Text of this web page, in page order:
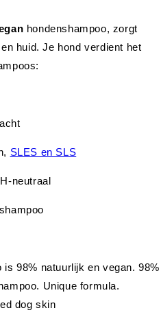
hondenshampoo, zorgt
huid. Je hond verdient het
SLES en SLS
neutraal